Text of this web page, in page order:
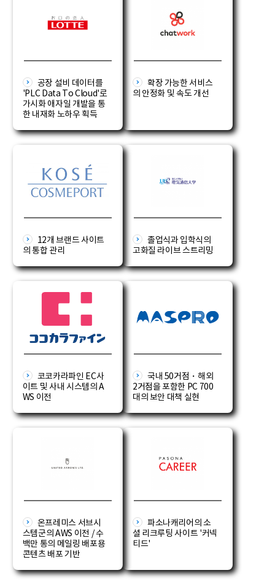
공장 설비 데이터를
'PLC Data To Cloud'로
가시화 애자일 개발을 통
한 내재화 노하우 획득
확장 가능한 서비스
의 안정화 및 속도 개선
12개 브랜드 사이트
의 통합 관리
졸업식과 입학식의
고화질 라이브 스트리밍
코코카라파인 EC사
이트 및 사내 시스템의 A
WS 이전
국내 50거점・해외
2거점을 포함한 PC 700
대의 보안 대책 실현
온프레미스 서브시
스템군의 AWS 이전 / 수
백만 통의 메일링 배포용
콘텐츠 배포 기반
파소나캐리어의 소
셜 리크루팅 사이트 '커넥
티드'